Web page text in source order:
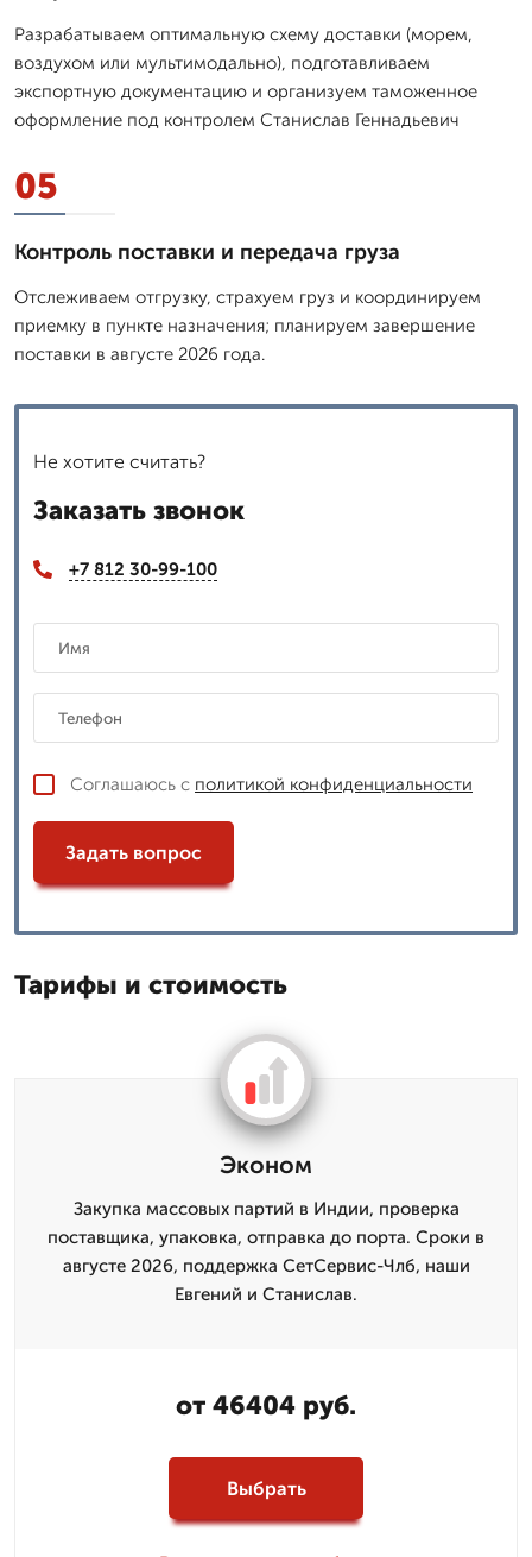
Разрабатываем оптимальную схему доставки (морем,
воздухом или мультимодально), подготавливаем
экспортную документацию и организуем таможенное
оформление под контролем Станислав Геннадьевич
05
Контроль поставки и передача груза
Отслеживаем отгрузку, страхуем груз и координируем
приемку в пункте назначения; планируем завершение
поставки в августе 2026 года.
Не хотите считать?
Заказать звонок
+7 812 30-99-100
Соглашаюсь с политикой конфиденциальности
Задать вопрос
Тарифы и стоимость
Эконом
Закупка массовых партий в Индии, проверка
поставщика, упаковка, отправка до порта. Сроки в
августе 2026, поддержка СетСервис-Члб, наши
Евгений и Станислав.
от 46404 руб.
Выбрать